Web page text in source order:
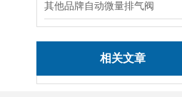
其他品牌自动微量排气阀
相关文章